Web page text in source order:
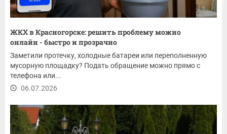
ЖКХ в Красногорске: решить проблему можно
онлайн - быстро и прозрачно
Заметили протечку, холодные батареи или переполненную
мусорную площадку? Подать обращение можно прямо с
телефона или...
06.07.2026